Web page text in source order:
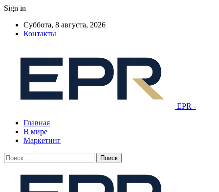
Sign in
Суббота, 8 августа, 2026
Контакты
EPR -
Главная
В мире
Маркетинг